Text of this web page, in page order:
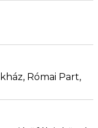
Római Part,